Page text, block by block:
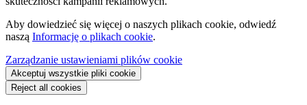
Aby dowiedzieć się więcej o naszych plikach cookie, odwiedź
naszą Informację o plikach cookie.
Zarządzanie ustawieniami plików cookie
Akceptuj wszystkie pliki cookie
Reject all cookies